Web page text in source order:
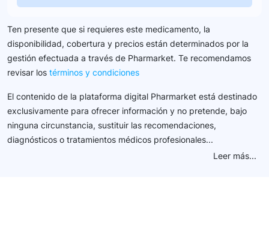
Ten presente que si requieres este medicamento, la
disponibilidad, cobertura y precios están determinados por la
gestión efectuada a través de Pharmarket. Te recomendamos
revisar los términos y condiciones
El contenido de la plataforma digital Pharmarket está destinado
exclusivamente para ofrecer información y no pretende, bajo
ninguna circunstancia, sustituir las recomendaciones,
diagnósticos o tratamientos médicos profesionales...
Leer más...